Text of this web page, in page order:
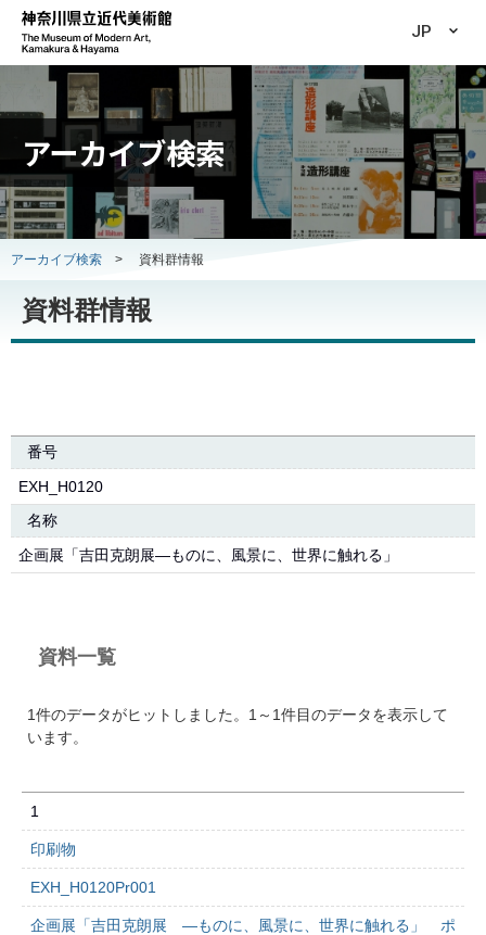
JP
アーカイブ検索
アーカイブ検索 > 資料群情報
資料群情報
番号
EXH_H0120
名称
企画展「吉田克朗展―ものに、風景に、世界に触れる」
資料一覧
1件のデータがヒットしました。1～1件目のデータを表示して
います。
1
印刷物
EXH_H0120Pr001
企画展「吉田克朗展 ―ものに、風景に、世界に触れる」 ポ